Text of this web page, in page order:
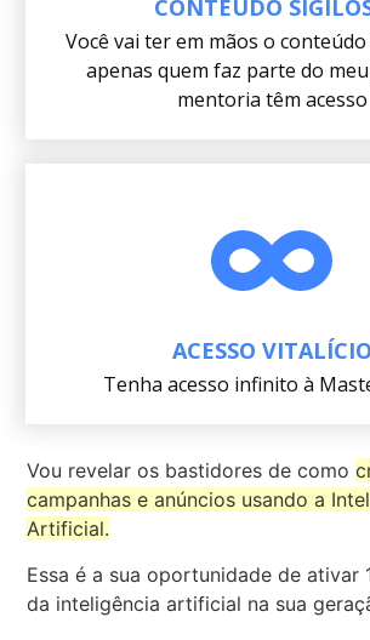
CONTEÚDO
Você vai ter em mãos o
apenas quem faz parte do
mentoria têm acesso
ACESSO VITALÍCIO
Tenha acesso infinito à
Vou revelar os bastidores de como
campanhas e anúncios usando a
Artificial.
Essa é a sua oportunidade de ativar
da inteligência artificial na sua